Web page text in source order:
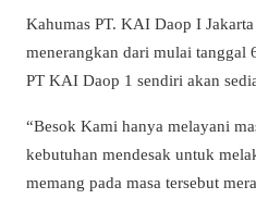
Kahumas PT. KAI Daop I
menerangkan dari mulai tanggal
PT KAI Daop 1 sendiri akan
“Besok Kami hanya melayani
kebutuhan mendesak untuk
memang pada masa tersebut